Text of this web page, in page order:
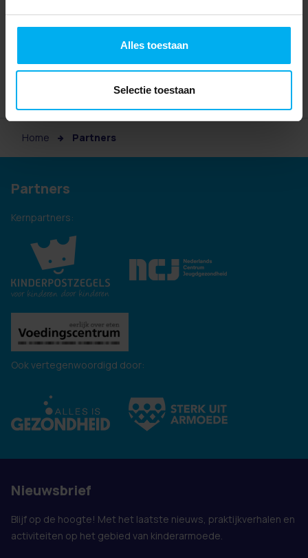
Alles toestaan
Selectie toestaan
Home Partners
Partners
Kernpartners:
Ook vertegenwoordigd door:
Nieuwsbrief
Blijf op de hoogte! Met het laatste nieuws, praktijkverhalen en
activiteiten op het gebied van kinderarmoede.